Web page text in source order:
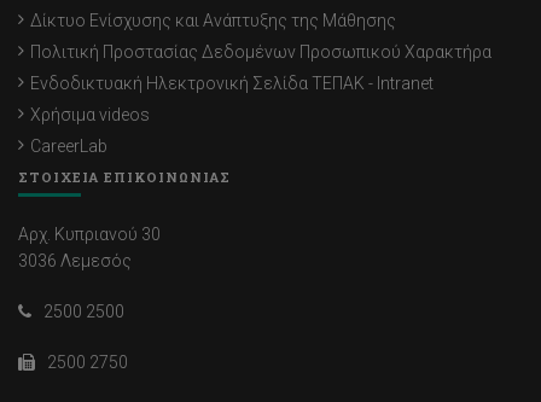
Δίκτυο Ενίσχυσης και Ανάπτυξης της Μάθησης
Πολιτική Προστασίας Δεδομένων Προσωπικού Χαρακτήρα
Ενδοδικτυακή Ηλεκτρονική Σελίδα ΤΕΠΑΚ - Intranet
Χρήσιμα videos
CareerLab
ΣΤΟΙΧΕΙΑ ΕΠΙΚΟΙΝΩΝΙΑΣ
Αρχ. Κυπριανού 30
3036 Λεμεσός
2500 2500
2500 2750